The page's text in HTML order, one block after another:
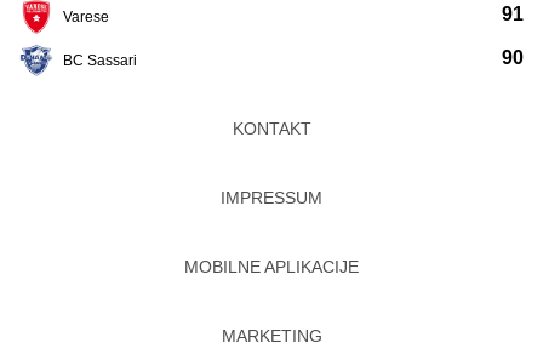
Varese
BC Sassari
91
90
KONTAKT
IMPRESSUM
MOBILNE APLIKACIJE
MARKETING